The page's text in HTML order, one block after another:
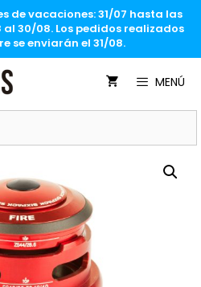
de vacaciones: 31/07 hasta las
al 30/08. Los pedidos realizados
se enviarán el 31/08.
MENÚ